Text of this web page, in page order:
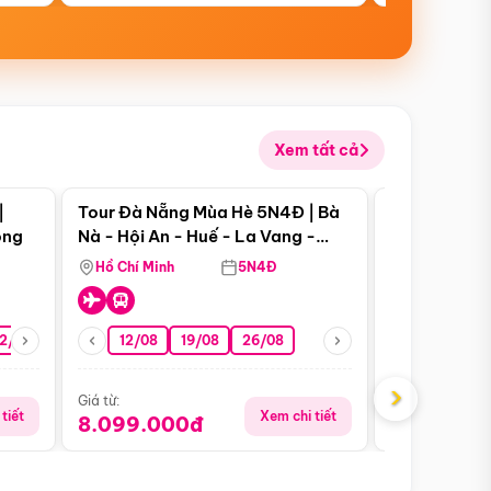
Xem tất cả
08 26/08 05/09 09/09 12/09
tiết
Điểm nổi bật
Tour Đà Nẵng Mùa Hè 5N4Đ | Bà
Nà - Hội An - Huế - La Vang -
Động Thiên Đường
Hồ Chí Minh 5N4Đ
12/08 19/08 26/08
Giá từ:
8.099.000đ Xem chi tiết
Giá từ:
›